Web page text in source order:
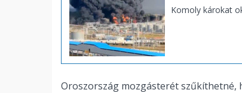
Komoly károkat
Oroszország mozgásterét szűkíthetné,